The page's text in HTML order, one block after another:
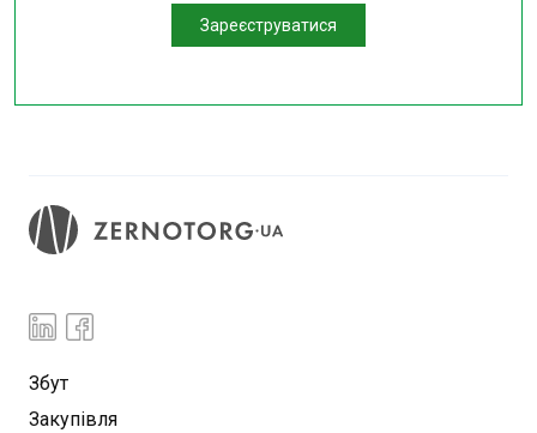
Зареєструватися
Збут
Закупівля